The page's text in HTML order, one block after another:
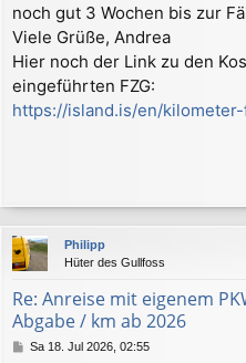
noch gut 3 Wochen bis zur
Viele Grüße, Andrea
Hier noch der Link zu den
eingeführten FZG:
https://island.is/en/
Philipp
Hüter des Gullfoss
Re: Anreise mit eigenem
Abgabe / km ab 2026
BSa 18. Jul 2026, 02:55